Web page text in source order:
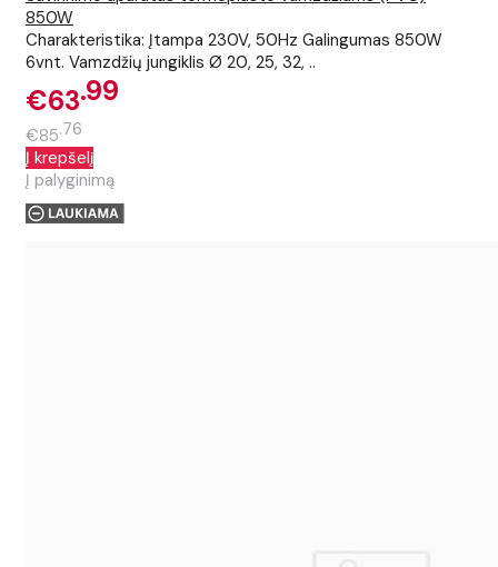
850W
Charakteristika: Įtampa 230V, 50Hz Galingumas 850W
6vnt. Vamzdžių jungiklis Ø 20, 25, 32, ..
€63 99
€85 76
Į krepšelį
Į palyginimą